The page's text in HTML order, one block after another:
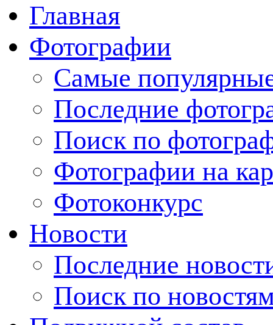
Главная
Фотографии
Cамые
Последние
Поиск по
Фотографии на
Фотоконкурс
Новости
Последние
Поиск по